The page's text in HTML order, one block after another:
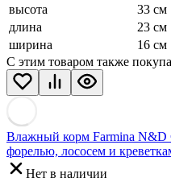
высота
33 см
длина
23 см
ширина
16 см
С этим товаром также
Влажный корм Farmina N&D
форелью, лососем и
Нет в наличии